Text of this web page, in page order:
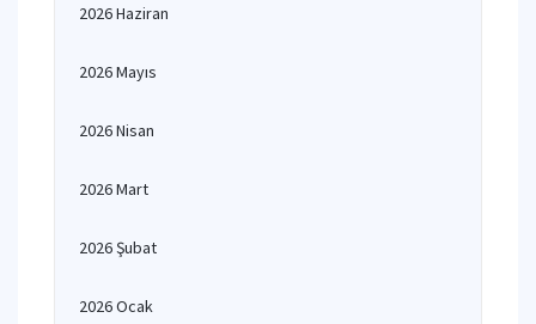
2026 Haziran
2026 Mayıs
2026 Nisan
2026 Mart
2026 Şubat
2026 Ocak